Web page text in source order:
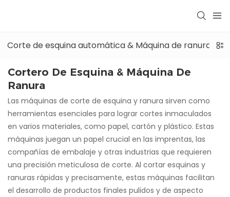
Corte de esquina automática & Máquina de ranura
Cortero De Esquina & Máquina De
Ranura
Las máquinas de corte de esquina y ranura sirven como
herramientas esenciales para lograr cortes inmaculados
en varios materiales, como papel, cartón y plástico. Estas
máquinas juegan un papel crucial en las imprentas, las
compañías de embalaje y otras industrias que requieren
una precisión meticulosa de corte. Al cortar esquinas y
ranuras rápidas y precisamente, estas máquinas facilitan
el desarrollo de productos finales pulidos y de aspecto